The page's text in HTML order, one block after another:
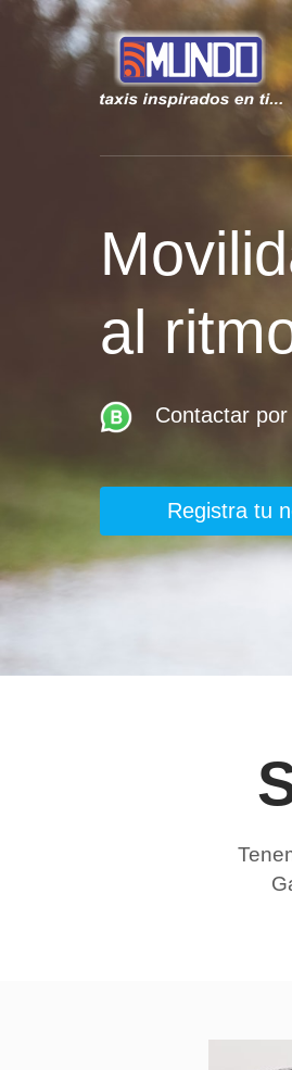
al
Contactar
Registra tu